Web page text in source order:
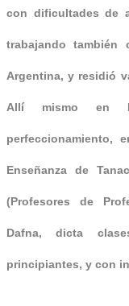
con dificultades de
trabajando
Argentina, y residió
Allí mismo en
perfeccionamiento,
Enseñanza de
(Profesores de
Dafna, dicta
principiantes, y con